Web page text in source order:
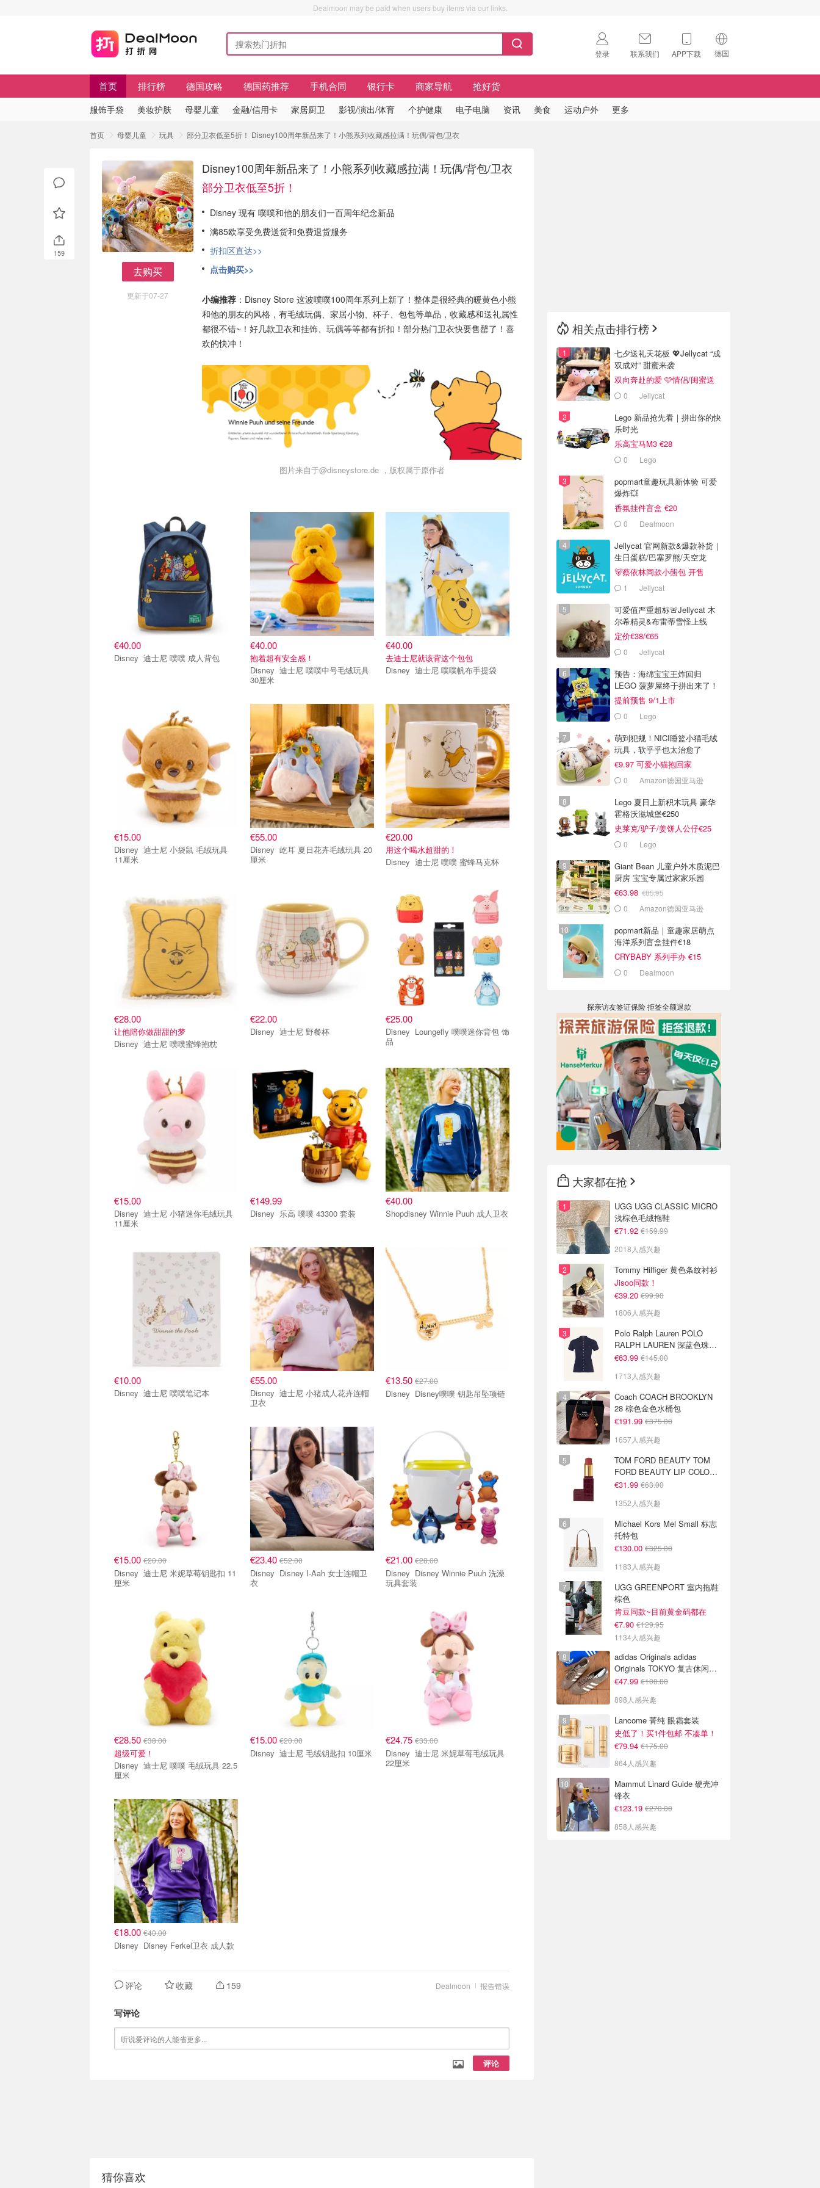
Dealmoon may be paid when users buy items via our links.
登录 联系我们 APP下载 德国
🇺🇸
首页 排行榜 德国攻略 德国药推荐 手机合同 银行卡 商家导航 抢好货
服饰手袋 美妆护肤 母婴儿童 金融/信用卡 家居厨卫 影视/演出/体育 个护健康 电子电脑 资讯 美食 运动户外 更多
首页 母婴儿童 玩具 部分卫衣低至5折！ Disney100周年新品来了！小熊系列收藏感拉满！玩偶/背包/卫衣
去购买
更新于07-27
Disney100周年新品来了！小熊系列收藏感拉满！玩偶/背包/卫衣
部分卫衣低至5折！
Disney 现有 噗噗和他的朋友们一百周年纪念新品
满85欧享受免费送货和免费退货服务
折扣区直达>>
点击购买>>
小编推荐 ：Disney Store 这波噗噗100周年系列上新了！整体是很经典的暖黄色小熊
和他的朋友的风格，有毛绒玩偶、家居小物、杯子、包包等单品，收藏感和送礼属性
都很不错~！好几款卫衣和挂饰、玩偶等等都有折扣！部分热门卫衣快要售罄了！喜
欢的快冲！
图片来自于@disneystore.de ，版权属于原作者
€40.00
Disney 迪士尼 噗噗 成人背包
单品小组
€40.00
抱着超有安全感！
Disney 迪士尼 噗噗中号毛绒玩具
30厘米
€40.00
去迪士尼就该背这个包包
Disney 迪士尼 噗噗帆布手提袋
€15.00
Disney 迪士尼 小袋鼠 毛绒玩具
11厘米
€55.00
Disney 屹耳 夏日花卉毛绒玩具 20
厘米
单品小组
€20.00
用这个喝水超甜的！
Disney 迪士尼 噗噗 蜜蜂马克杯
€28.00
让他陪你做甜甜的梦
Disney 迪士尼 噗噗蜜蜂抱枕
€22.00
Disney 迪士尼 野餐杯
€25.00
Disney Loungefly 噗噗迷你背包 饰
品
€15.00
Disney 迪士尼 小猪迷你毛绒玩具
11厘米
单品小组
€149.99
Disney 乐高 噗噗 43300 套装
单品小组
€40.00
Shopdisney Winnie Puuh 成人卫衣
单品小组
€10.00
Disney 迪士尼 噗噗笔记本
单品小组
€55.00
Disney 迪士尼 小猪成人花卉连帽
卫衣
单品小组
€13.50 €27.00
Disney Disney噗噗 钥匙吊坠项链
€15.00 €20.00
Disney 迪士尼 米妮草莓钥匙扣 11
厘米
单品小组
€23.40€52.00
Disney Disney I-Aah 女士连帽卫
衣
€21.00 €28.00
Disney Disney Winnie Puuh 洗澡
玩具套装
€28.50 €38.00
超级可爱！
Disney 迪士尼 噗噗 毛绒玩具 22.5
厘米
€15.00€20.00
Disney 迪士尼 毛绒钥匙扣 10厘米
€24.75 €33.00
Disney 迪士尼 米妮草莓毛绒玩具
22厘米
单品小组
€18.00 €40.00
Disney Disney Ferkel卫衣 成人款
报告错误
Dealmoon
评论 收藏 159
写评论
评论
猜你喜欢
159
相关点击排行榜
七夕送礼天花板 💖Jellycat “成
双成对” 甜蜜来袭
双向奔赴的爱 🩷情侣/闺蜜送
礼 0 Jellycat
Lego 新品抢先看｜拼出你的快
乐时光
乐高宝马M3 €28
0 Lego
popmart童趣玩具新体验 可爱
爆炸💥
香氛挂件盲盒 €20
0 Dealmoon
Jellycat 官网新款&爆款补货｜
生日蛋糕/巴塞罗熊/天空龙
🐻蔡依林同款小熊包 开售
1 Jellycat
可爱值严重超标🚨Jellycat 木
尔希精灵&布雷蒂雪怪上线
定价€38/€65
0 Jellycat
预告：海绵宝宝王炸回归
LEGO 菠萝屋终于拼出来了！
提前预售 9/1上市
0 Lego
萌到犯规！NICI睡篮小猫毛绒
玩具，软乎乎也太治愈了
€9.97 可爱小猫抱回家
0 Amazon德国亚马逊
Lego 夏日上新积木玩具 豪华
霍格沃滋城堡€250
史莱克/驴子/姜饼人公仔€25
0 Lego
Giant Bean 儿童户外木质泥巴
厨房 宝宝专属过家家乐园
€63.98 €85.95
0 Amazon德国亚马逊
popmart新品｜童趣家居萌点
海洋系列盲盒挂件€18
CRYBABY 系列手办 €15
0 Dealmoon
探亲访友签证保险 拒签全额退款
大家都在抢
UGG UGG CLASSIC MICRO
浅棕色毛绒拖鞋
€71.92 €159.99
2018人感兴趣
Tommy Hilfiger 黄色条纹衬衫
Jisoo同款！
€39.20 €99.90
1806人感兴趣
Polo Ralph Lauren POLO
RALPH LAUREN 深蓝色珠地
布 Polo衫
€63.99 €145.00
1713人感兴趣
Coach COACH BROOKLYN
28 棕色金色水桶包
€191.99 €375.00
1657人感兴趣
TOM FORD BEAUTY TOM
FORD BEAUTY LIP COLOR
SATIN MATTE 裸玫瑰口红
€31.99 €63.00
1352人感兴趣
Michael Kors Mel Small 标志
托特包
€130.00 €325.00
1183人感兴趣
UGG GREENPORT 室内拖鞋
棕色
肯豆同款~目前黄金码都在
€7.90 €129.95
1134人感兴趣
adidas Originals adidas
Originals TOKYO 复古休闲鞋
深棕色
€47.99 €100.00
898人感兴趣
Lancome 菁纯 眼霜套装
史低了！买1件包邮 不凑单！
€79.94 €175.00
864人感兴趣
Mammut Linard Guide 硬壳冲
锋衣
€123.19 €270.00
858人感兴趣